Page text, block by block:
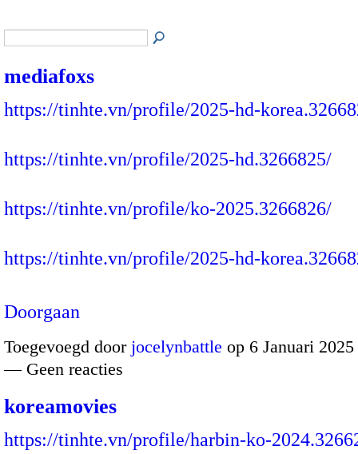
mediafoxs
https://tinhte.vn/profile/2025-hd-
https://tinhte.vn/profile/2025-hd.3266825/
https://tinhte.vn/profile/ko-2025.3266826/
https://tinhte.vn/profile/2025-hd-
Doorgaan
Toegevoegd door jocelynbattle op 6 Januari
— Geen reacties
koreamovies
https://tinhte.vn/profile/harbin-ko-